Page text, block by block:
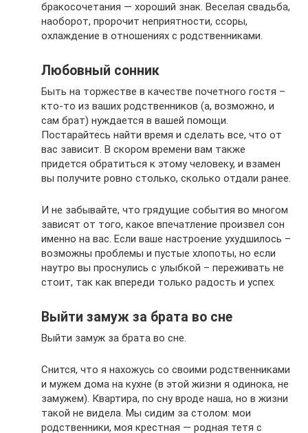
бракосочетания — хороший знак. Веселая свадьба,
наоборот, пророчит неприятности, ссоры,
охлаждение в отношениях с родственниками.
Любовный сонник
Быть на торжестве в качестве почетного гостя –
кто-то из ваших родственников (а, возможно, и
сам брат) нуждается в вашей помощи.
Постарайтесь найти время и сделать все, что от
вас зависит. В скором времени вам также
придется обратиться к этому человеку, и взамен
вы получите ровно столько, сколько отдали ранее.
И не забывайте, что грядущие события во многом
зависят от того, какое впечатление произвел сон
именно на вас. Если ваше настроение ухудшилось –
возможны проблемы и пустые хлопоты, но если
наутро вы проснулись с улыбкой – переживать не
стоит, так как впереди только радость и успех.
Выйти замуж за брата во сне
Выйти замуж за брата во сне.
Снится, что я нахожусь со своими родственниками
и мужем дома на кухне (в этой жизни я одинока, не
замужем). Квартира, по сну вроде наша, но в жизни
такой не видела. Мы сидим за столом: мои
родственники, моя крестная — родная тетя с